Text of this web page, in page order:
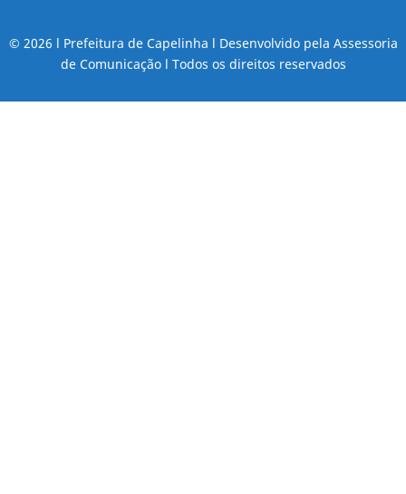
© 2026 l Prefeitura de Capelinha l Desenvolvido pela Assessoria
de Comunicação l Todos os direitos reservados